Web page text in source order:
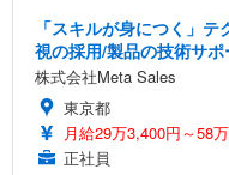
「スキルが身につく」
視の採用/製品の技術サポ
株式会社Meta Sales
東京都
月給29万3,400円～58
正社員